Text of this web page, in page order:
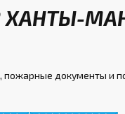
ХАНТЫ-
документы и